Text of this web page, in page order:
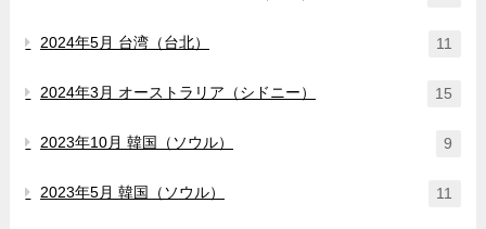
2024年5月 台湾（台北） 11
2024年3月 オーストラリア（シドニー） 15
2023年10月 韓国（ソウル） 9
2023年5月 韓国（ソウル） 11